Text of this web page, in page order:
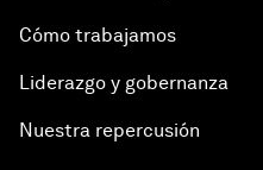
Cómo trabajamos
Liderazgo y gobernanza
Nuestra repercusión